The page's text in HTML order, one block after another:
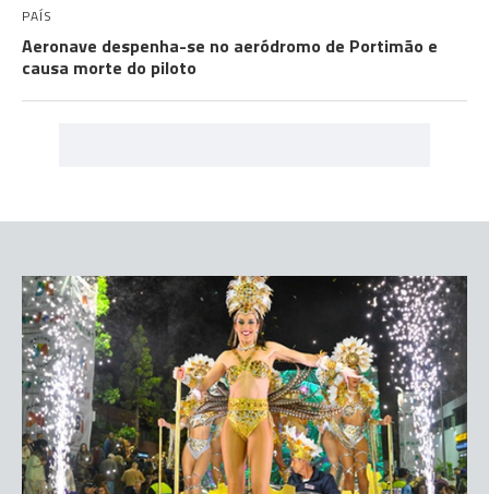
PAÍS
Aeronave despenha-se no aeródromo de Portimão e
causa morte do piloto